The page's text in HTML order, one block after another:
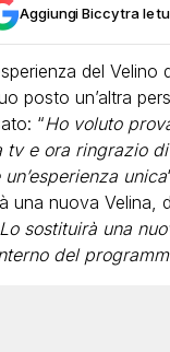
Aggiungi Biccy tra le
del Velino
posto un’altra
“Ho voluto
e ora ringrazio
unica
una nuova Velina,
Lo sostituirà una
del